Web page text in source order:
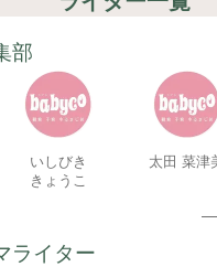
部
いしびき
きょうこ
太田 菜津
ライター